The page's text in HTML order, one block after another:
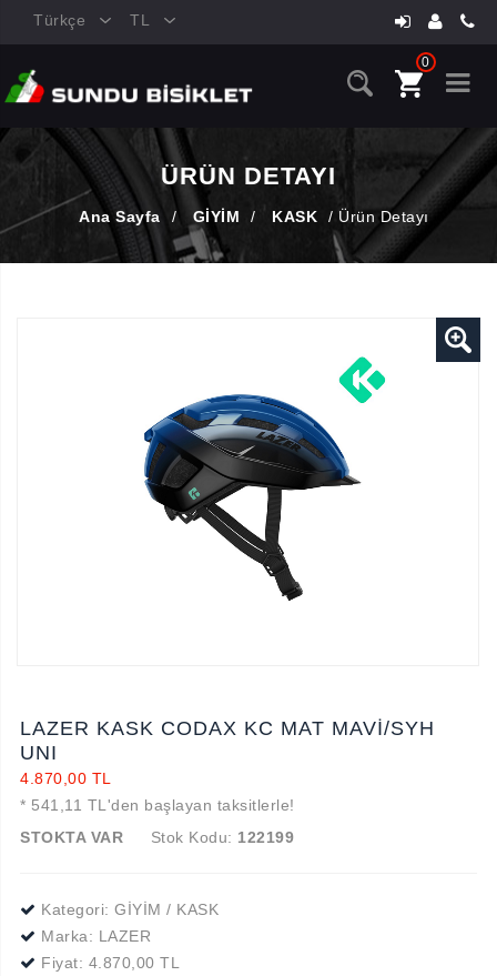
Türkçe TL
0
ÜRÜN DETAYI
Ana Sayfa / GİYİM / KASK / Ürün Detayı
LAZER KASK CODAX KC MAT MAVİ/SYH
UNI
4.870,00 TL
* 541,11 TL'den başlayan taksitlerle!
STOKTA VAR
Stok Kodu: 122199
Kategori: GİYİM / KASK
Marka: LAZER
Fiyat: 4.870,00 TL